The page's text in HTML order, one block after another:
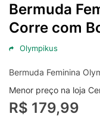
Bermuda
Corre com
Olympikus
Bermuda Feminina
Menor preço na loja
R$ 179,99